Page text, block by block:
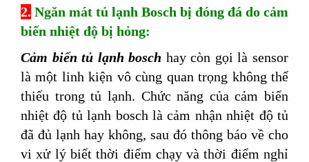
2. Ngăn mát tủ lạnh Bosch bị đóng đá do cảm
biến nhiệt độ bị hỏng:
Cảm biến tủ lạnh bosch hay còn gọi là sensor
là một linh kiện vô cùng quan trọng không thể
thiếu trong tủ lạnh. Chức năng của cảm biến
nhiệt độ tủ lạnh bosch là cảm nhận nhiệt độ tủ
đã đủ lạnh hay không, sau đó thông báo về cho
vi xử lý biết thời điểm chạy và thời điểm nghỉ